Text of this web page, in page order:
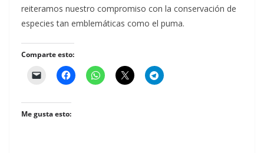
reiteramos nuestro compromiso con la conservación de
especies tan emblemáticas como el puma.
Comparte esto:
Me gusta esto: